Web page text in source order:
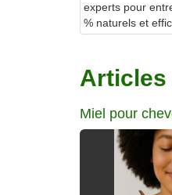
experts pour
% naturels et
Articles